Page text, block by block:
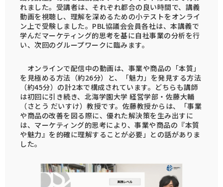
れました。受講者は、それぞれ都合の良い時間で、講義
動画を視聴し、理解を深めるための小テストをオンライ
ン上で受験しました。PBL協議会会員各社は、本講義で
学んだマーケティング的思考を基に自社事業の分析を行
い、次回のグループワークに臨みます。
オンラインで配信中の動画は、事業や商品の「本質」
を見極める方法（約26分）と、「魅力」を発見する方法
（約45分）の計2本で構成されています。どちらも講師
は初回に引き続き、北海学園大学 経営学部・佐藤大輔
（さとう だいすけ）教授です。佐藤教授からは、「事業
や商品の改善を図る際に、優れた解決策を生み出すに
は、マーケティング的思考により、事業や商品の『本質
や魅力』を的確に理解することが必要」との話がありま
した。